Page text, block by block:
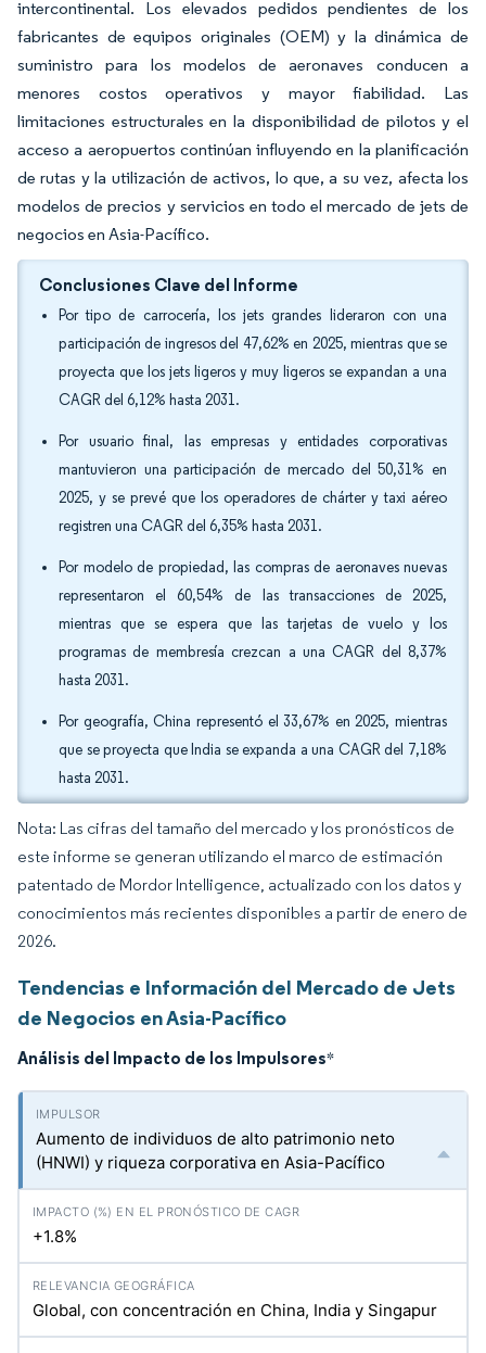
intercontinental. Los elevados pedidos pendientes de los
fabricantes de equipos originales (OEM) y la dinámica de
suministro para los modelos de aeronaves conducen a
menores costos operativos y mayor fiabilidad. Las
limitaciones estructurales en la disponibilidad de pilotos y el
acceso a aeropuertos continúan influyendo en la planificación
de rutas y la utilización de activos, lo que, a su vez, afecta los
modelos de precios y servicios en todo el mercado de jets de
negocios en Asia-Pacífico.
Conclusiones Clave del Informe
Por tipo de carrocería, los jets grandes lideraron con una
participación de ingresos del 47,62% en 2025, mientras que se
proyecta que los jets ligeros y muy ligeros se expandan a una
CAGR del 6,12% hasta 2031.
Por usuario final, las empresas y entidades corporativas
mantuvieron una participación de mercado del 50,31% en
2025, y se prevé que los operadores de chárter y taxi aéreo
registren una CAGR del 6,35% hasta 2031.
Por modelo de propiedad, las compras de aeronaves nuevas
representaron el 60,54% de las transacciones de 2025,
mientras que se espera que las tarjetas de vuelo y los
programas de membresía crezcan a una CAGR del 8,37%
hasta 2031.
Por geografía, China representó el 33,67% en 2025, mientras
que se proyecta que India se expanda a una CAGR del 7,18%
hasta 2031.
Nota: Las cifras del tamaño del mercado y los pronósticos de
este informe se generan utilizando el marco de estimación
patentado de Mordor Intelligence, actualizado con los datos y
conocimientos más recientes disponibles a partir de enero de
2026.
Tendencias e Información del Mercado de Jets
de Negocios en Asia-Pacífico
Análisis del Impacto de los Impulsores*
Aumento de individuos de alto patrimonio neto
(HNWI) y riqueza corporativa en Asia-Pacífico
+1.8%
Global, con concentración en China, India y Singapur